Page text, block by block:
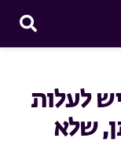
לעלות
שלא